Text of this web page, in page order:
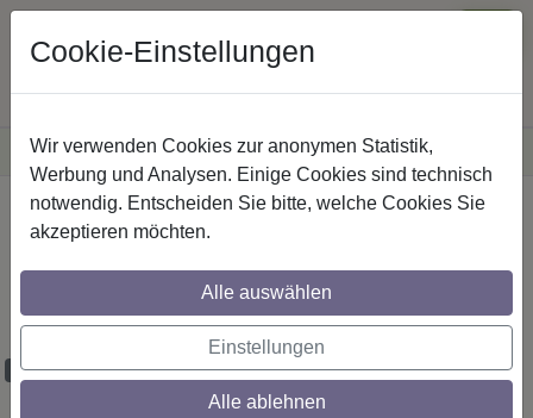
VersandkostenfreieLieferung innerhalb Deutschlands
Sichere Zahlung
Startseite Gardinenstangen Metall
1-läufig, Modell PLATON - Zoena Weiß /
Schwarz
Maßzuschnitt möglich
Cookie-Einstellungen
Wir verwenden Cookies zur anonymen Statistik,
Werbung und Analysen. Einige Cookies sind technisch
notwendig. Entscheiden Sie bitte, welche Cookies Sie
akzeptieren möchten.
Alle auswählen
Einstellungen
Alle ablehnen